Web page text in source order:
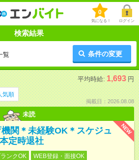
0
気になる！ ログイン
検索結果
覧 条件の変更
平均時給: 1,693 円
気順
掲載日：2026.08.08
未読
NEW
関＊未経験OK＊スケジュ
定時退社
ンクOK WEB登録・面接OK